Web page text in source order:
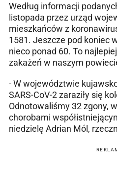
Według informacji
listopada przez urząd
mieszkańców z
1581. Jeszcze pod koniec
nieco ponad 60. To
zakażeń w naszym
- W województwie
SARS-CoV-2 zaraziły się
Odnotowaliśmy 32 zgony,
chorobami
niedzielę Adrian Mól,